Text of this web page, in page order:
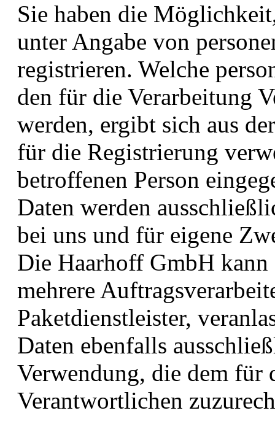
Sie haben die
unter Angabe von
registrieren. Welche
den für die Verarbeitung
werden, ergibt sich aus
für die Registrierung
betroffenen Person
Daten werden
bei uns und für eigene
Die Haarhoff GmbH kann
mehrere
Paketdienstleister,
Daten ebenfalls
Verwendung, die dem für
Verantwortlichen